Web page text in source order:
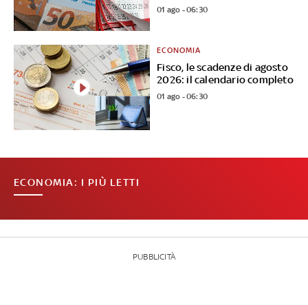
01 ago - 06:30
Fisco, le scadenze di agosto
2026: il calendario completo
ECONOMIA
01 ago - 06:30
ECONOMIA: I PIÙ LETTI
PUBBLICITÀ